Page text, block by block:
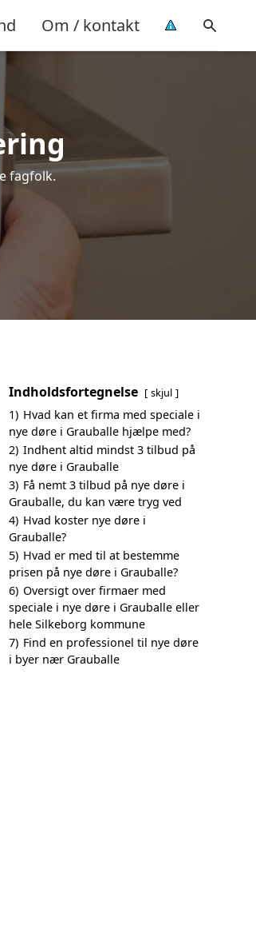
Om / kontakt
fagfolk.
Indholdsfortegnelse skjul
1) Hvad kan et firma med speciale i
nye døre i Grauballe hjælpe med?
2) Indhent altid mindst 3 tilbud på
nye døre i Grauballe
3) Få nemt 3 tilbud på nye døre i
Grauballe, du kan være tryg ved
4) Hvad koster nye døre i
Grauballe?
5) Hvad er med til at bestemme
prisen på nye døre i Grauballe?
6) Oversigt over firmaer med
speciale i nye døre i Grauballe eller
hele Silkeborg kommune
7) Find en professionel til nye døre
i byer nær Grauballe